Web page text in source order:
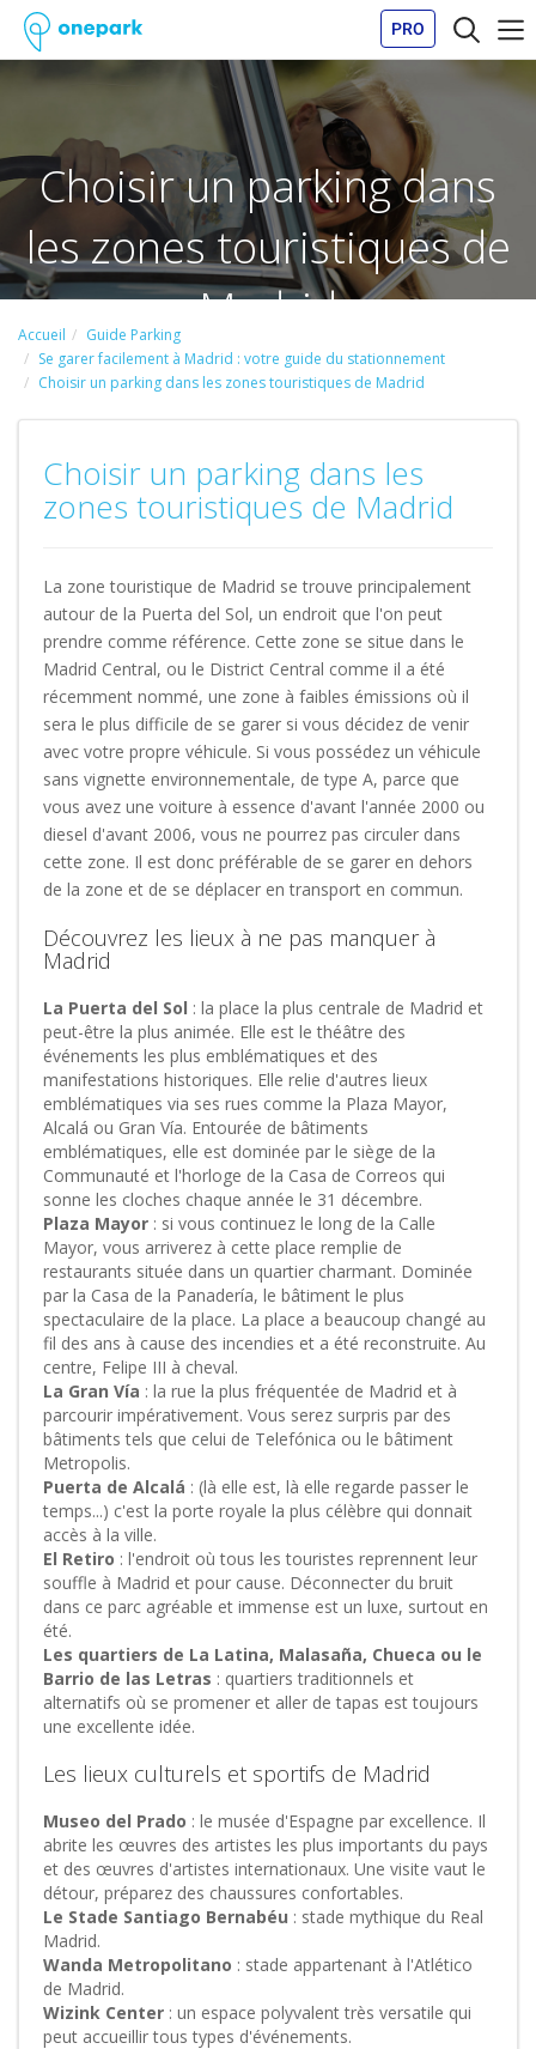
PRO
Choisir un parking dans
les zones touristiques de
Madrid
Accueil
Guide Parking
Se garer facilement à Madrid : votre guide du stationnement
Choisir un parking dans les zones touristiques de Madrid
Choisir un parking dans les
zones touristiques de Madrid
La zone touristique de Madrid se trouve principalement
autour de la Puerta del Sol, un endroit que l'on peut
prendre comme référence. Cette zone se situe dans le
Madrid Central, ou le District Central comme il a été
récemment nommé, une zone à faibles émissions où il
sera le plus difficile de se garer si vous décidez de venir
avec votre propre véhicule. Si vous possédez un véhicule
sans vignette environnementale, de type A, parce que
vous avez une voiture à essence d'avant l'année 2000 ou
diesel d'avant 2006, vous ne pourrez pas circuler dans
cette zone. Il est donc préférable de se garer en dehors
de la zone et de se déplacer en transport en commun.
Découvrez les lieux à ne pas manquer à
Madrid
La Puerta del Sol : la place la plus centrale de Madrid et
peut-être la plus animée. Elle est le théâtre des
événements les plus emblématiques et des
manifestations historiques. Elle relie d'autres lieux
emblématiques via ses rues comme la Plaza Mayor,
Alcalá ou Gran Vía. Entourée de bâtiments
emblématiques, elle est dominée par le siège de la
Communauté et l'horloge de la Casa de Correos qui
sonne les cloches chaque année le 31 décembre.
Plaza Mayor : si vous continuez le long de la Calle
Mayor, vous arriverez à cette place remplie de
restaurants située dans un quartier charmant. Dominée
par la Casa de la Panadería, le bâtiment le plus
spectaculaire de la place. La place a beaucoup changé au
fil des ans à cause des incendies et a été reconstruite. Au
centre, Felipe III à cheval.
La Gran Vía : la rue la plus fréquentée de Madrid et à
parcourir impérativement. Vous serez surpris par des
bâtiments tels que celui de Telefónica ou le bâtiment
Metropolis.
Puerta de Alcalá : (là elle est, là elle regarde passer le
temps...) c'est la porte royale la plus célèbre qui donnait
accès à la ville.
El Retiro : l'endroit où tous les touristes reprennent leur
souffle à Madrid et pour cause. Déconnecter du bruit
dans ce parc agréable et immense est un luxe, surtout en
été.
Les quartiers de La Latina, Malasaña, Chueca ou le
Barrio de las Letras : quartiers traditionnels et
alternatifs où se promener et aller de tapas est toujours
une excellente idée.
Les lieux culturels et sportifs de Madrid
Museo del Prado : le musée d'Espagne par excellence. Il
abrite les œuvres des artistes les plus importants du pays
et des œuvres d'artistes internationaux. Une visite vaut le
détour, préparez des chaussures confortables.
Le Stade Santiago Bernabéu : stade mythique du Real
Madrid.
Wanda Metropolitano : stade appartenant à l'Atlético
de Madrid.
Wizink Center : un espace polyvalent très versatile qui
peut accueillir tous types d'événements.